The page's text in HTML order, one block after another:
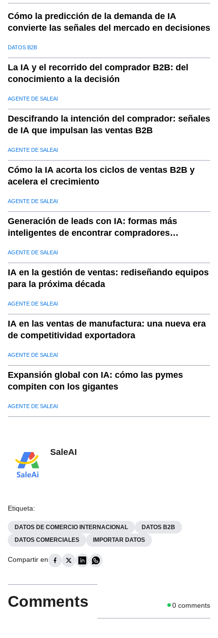
Cómo la predicción de la demanda de IA
convierte las señales del mercado en decisiones
DATOS B2B
La IA y el recorrido del comprador B2B: del
conocimiento a la decisión
AGENTE DE SALEAI
Descifrando la intención del comprador: señales
de IA que impulsan las ventas B2B
AGENTE DE SALEAI
Cómo la IA acorta los ciclos de ventas B2B y
acelera el crecimiento
AGENTE DE SALEAI
Generación de leads con IA: formas más
inteligentes de encontrar compradores
AGENTE DE SALEAI
IA en la gestión de ventas: rediseñando equipos
para la próxima década
AGENTE DE SALEAI
IA en las ventas de manufactura: una nueva era
de competitividad exportadora
AGENTE DE SALEAI
Expansión global con IA: cómo las pymes
compiten con los gigantes
AGENTE DE SALEAI
SaleAI
Etiqueta:
DATOS DE COMERCIO INTERNACIONAL
DATOS B2B
DATOS COMERCIALES
IMPORTAR DATOS
Compartir en
Comments 0 comments